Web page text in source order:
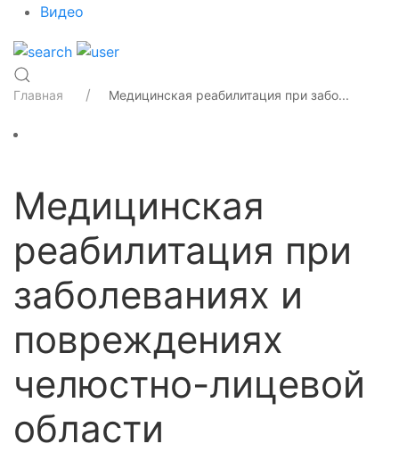
Видео
Главная Медицинская реабилитация при забо...
Медицинская
реабилитация при
заболеваниях и
повреждениях
челюстно-лицевой
области